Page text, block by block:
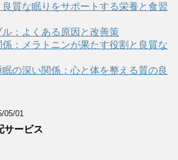
質な眠りをサポートする栄養と食習
：よくある原因と改善策
：メラトニンが果たす役割と良質な
の深い関係：心と体を整える質の良
05/01
サービス